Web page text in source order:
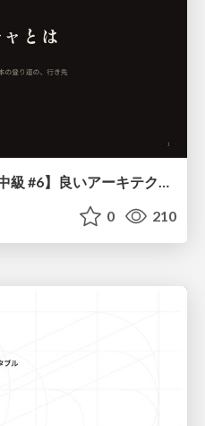
【やさしく解説 設計編・中級 #6】良いアーキテクチャとは ～ 一本の登り道の、行き先 ～
0 210